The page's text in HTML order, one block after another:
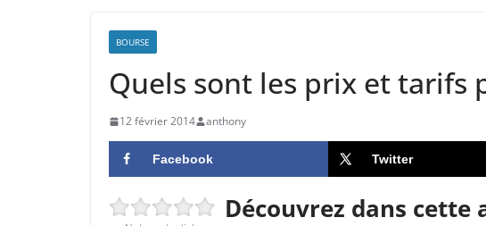
BOURSE
Quels sont les prix et tarifs
12 février 2014 anthony
Facebook Twitter
Découvrez dans cette